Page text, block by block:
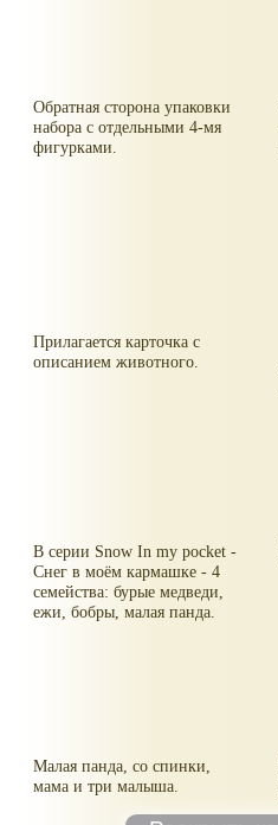
Обратная сторона упаковки
набора с отдельными 4-мя
фигурками.
Прилагается карточка с
описанием животного.
В серии Snow In my poсket -
Снег в моём кармашке - 4
семейства: бурые медведи,
ежи, бобры, малая панда.
Малая панда, со спинки,
мама и три малыша.